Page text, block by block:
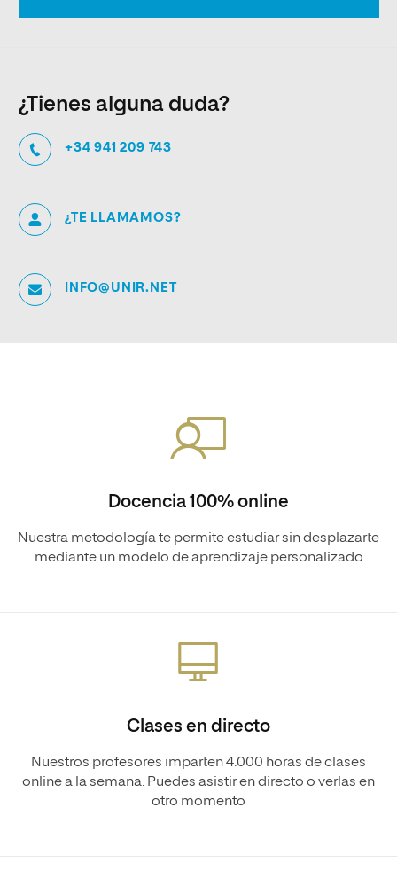
¿Tienes alguna duda?
+34 941 209 743
¿TE LLAMAMOS?
INFO@UNIR.NET
Docencia 100% online
Nuestra metodología te permite estudiar sin desplazarte
mediante un modelo de aprendizaje personalizado
Clases en directo
Nuestros profesores imparten 4.000 horas de clases
online a la semana. Puedes asistir en directo o verlas en
otro momento